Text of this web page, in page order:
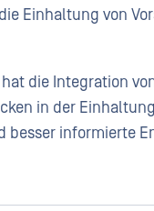
Einhaltung von
die Integration
in der
besser informierte